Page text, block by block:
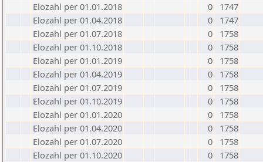
Elozahl per 01.01.2018
0
1747
Elozahl per 01.04.2018
0
1747
Elozahl per 01.07.2018
0
1758
Elozahl per 01.10.2018
0
1758
Elozahl per 01.01.2019
0
1758
Elozahl per 01.04.2019
0
1758
Elozahl per 01.07.2019
0
1758
Elozahl per 01.10.2019
0
1758
Elozahl per 01.01.2020
0
1758
Elozahl per 01.04.2020
0
1758
Elozahl per 01.07.2020
0
1758
Elozahl per 01.10.2020
0
1758